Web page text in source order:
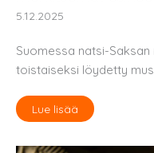
5.12.2025
Suomessa natsi-
toistaiseksi löydetty
Lue lisää